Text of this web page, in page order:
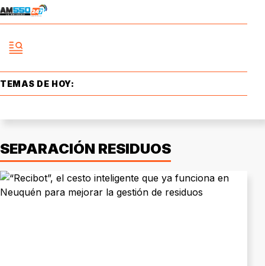
TEMAS DE HOY:
SEPARACIÓN RESIDUOS